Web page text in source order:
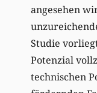
angesehen
Studie
Potenzial
technischen